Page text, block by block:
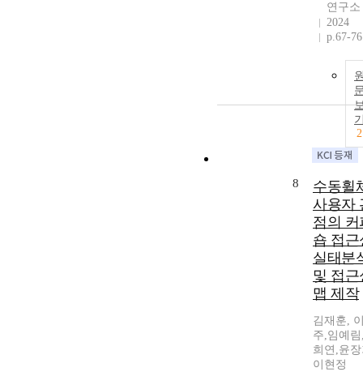
연구소
2024
p.67-76
2
8
수동휠
사용자
점의 커
숍 접근
실태분
및 접근
맵 제작
김재훈,
주,임예
희연,윤
이현정